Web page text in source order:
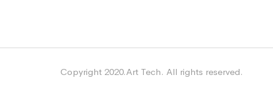
Copyright 2020.Art Tech. All rights reserved.